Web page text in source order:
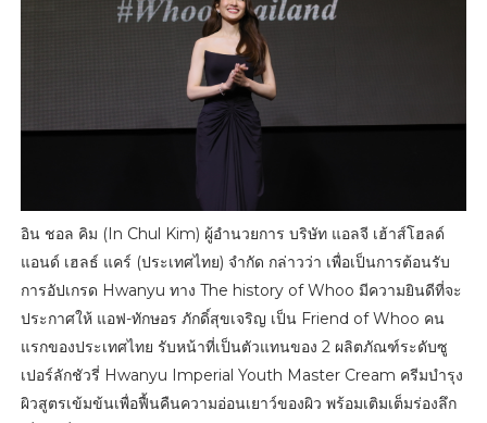
อิน ชอล คิม (In Chul Kim) ผู้อำนวยการ บริษัท แอลจี เฮ้าส์โฮลด์
แอนด์ เฮลธ์ แคร์ (ประเทศไทย) จำกัด กล่าวว่า เพื่อเป็นการต้อนรับ
การอัปเกรด Hwanyu ทาง The history of Whoo มีความยินดีที่จะ
ประกาศให้ แอฟ-ทักษอร ภักดิ์สุขเจริญ เป็น Friend of Whoo คน
แรกของประเทศไทย รับหน้าที่เป็นตัวแทนของ 2 ผลิตภัณฑ์ระดับซู
เปอร์ลักชัวรี่ Hwanyu Imperial Youth Master Cream ครีมบำรุง
ผิวสูตรเข้มข้นเพื่อฟื้นคืนความอ่อนเยาว์ของผิว พร้อมเติมเต็มร่องลึก